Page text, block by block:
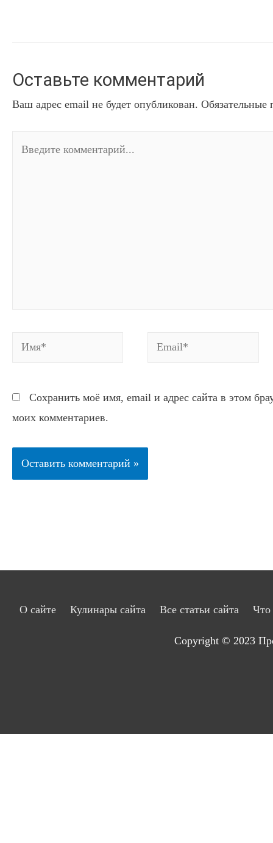
Оставьте комментарий
Ваш адрес email не будет опубликован.
Имя* Email*
Сохранить моё имя, email и адрес сайта в этом
моих комментариев.
О сайте Кулинары сайта Все статьи сайта Что
Copyright © 2023